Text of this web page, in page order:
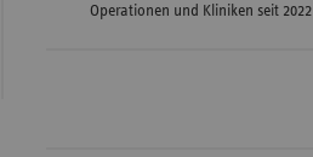
Operationen und Kliniken seit 2022